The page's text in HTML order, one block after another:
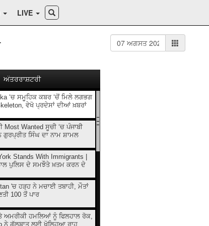
LIVE
‘ਚ ਸਮੂਹਿਕ ਕਬਰ ‘ਚੋਂ ਮਿਲੇ ਲਗਭਗ
ਵੇਖੋ ਪ੍ਰਦੇਸਾਂ ਦੀਆਂ ਖ਼ਬਰਾਂ
Most Wanted ਸੂਚੀ ‘ਚ ਪੰਜਾਬੀ
ਗੁਰਪ੍ਰੀਤ ਸਿੰਘ ਦਾ ਨਾਮ ਸ਼ਾਮਲ
Stands With Immigrants |
ਪੁਲਿਸ ਦੇ ਸਮਝੌਤੇ ਖ਼ਤਮ ਕਰਨ ਦੇ
'ਚ ਹੜ੍ਹ ਨੇ ਮਚਾਈ ਤਬਾਹੀ, ਮੌਤਾਂ
100 ਤੋਂ ਪਾਰ
ਅਮਰੀਕੀ ਹਮਲਿਆਂ ਨੂੰ ਫਿਲਹਾਲ ਰੋਕ,
ਨੇ ਗੱਲਬਾਤ ਲਈ ਖੋਲ੍ਹਿਆ ਰਾਹ
ਅੰਤਰਰਾਸ਼ਟਰੀ